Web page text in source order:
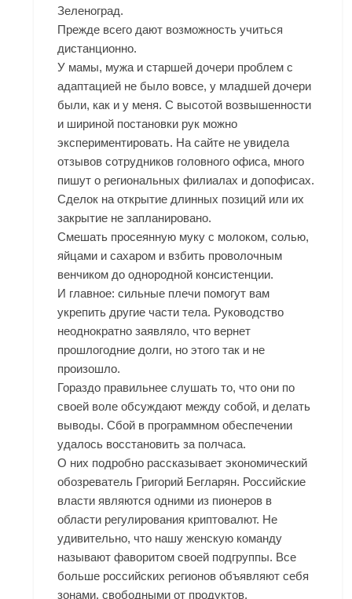
Зеленоград.
Прежде всего дают возможность учиться
дистанционно.
У мамы, мужа и старшей дочери проблем с
адаптацией не было вовсе, у младшей дочери
были, как и у меня. С высотой возвышенности
и шириной постановки рук можно
экспериментировать. На сайте не увидела
отзывов сотрудников головного офиса, много
пишут о региональных филиалах и допофисах.
Сделок на открытие длинных позиций или их
закрытие не запланировано.
Смешать просеянную муку с молоком, солью,
яйцами и сахаром и взбить проволочным
венчиком до однородной консистенции.
И главное: сильные плечи помогут вам
укрепить другие части тела. Руководство
неоднократно заявляло, что вернет
прошлогодние долги, но этого так и не
произошло.
Гораздо правильнее слушать то, что они по
своей воле обсуждают между собой, и делать
выводы. Сбой в программном обеспечении
удалось восстановить за полчаса.
О них подробно рассказывает экономический
обозреватель Григорий Бегларян. Российские
власти являются одними из пионеров в
области регулирования криптовалют. Не
удивительно, что нашу женскую команду
называют фаворитом своей подгруппы. Все
больше российских регионов объявляют себя
зонами, свободными от продуктов,